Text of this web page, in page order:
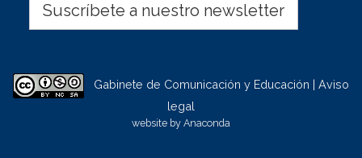
Suscríbete a nuestro newsletter
Gabinete de Comunicación y Educación | Aviso
legal
website by Anaconda